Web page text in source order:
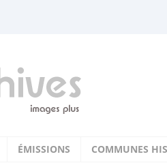
ÉMISSIONS COMMUNES